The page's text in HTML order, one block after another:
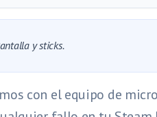
y sticks.
con el equipo de